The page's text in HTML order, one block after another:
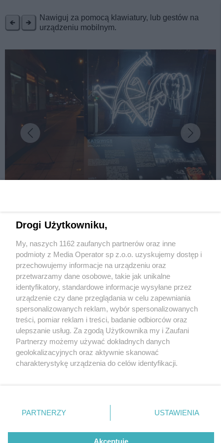
Nawiguj za pomocą klawiatury, lub gestów na
urządzeniu mobilnym.
Zobacz, jak kolorowo było kiedyś na ulicach tego
1 / 7
Szlak neonów, Katowice
Szlak neonów, Katowice
Wydawca mediów lokalnych
Nie zapomnij
zapoznać się z:
polityką prywatności regulamin korzystania z portali
Twojemiasto
Piekary Śląskie
Chorzów
Tarnowskie Góry
Gliwice
Skontakuj sięz nami
Kontakt
Wydawca
Redakcja
Drogi Użytkowniku,
My, naszych 1162 zaufanych partnerów oraz inne
podmioty z Media Operator sp z.o.o. uzyskujemy dostęp i
przechowujemy informacje na urządzeniu oraz
przetwarzamy dane osobowe, takie jak unikalne
identyfikatory, standardowe informacje wysyłane przez
urządzenie czy dane przeglądania w celu zapewniania
spersonalizowanych reklam, wybór spersonalizowanych
treści, pomiar reklam i treści, badanie odbiorców oraz
ulepszanie usług. Za zgodą Użytkownika my i Zaufani
Partnerzy możemy używać dokładnych danych
geolokalizacyjnych oraz aktywnie skanować
charakterystykę urządzenia do celów identyfikacji.
zmienić/wycofać klikając przycisk ustawień prywatności
znajdujący się w lewym dolnym rogu strony
rodzaje przetwarzania danych nie wymagają zgody
użytkownika, ale masz prawo sprzeciwić się takiemu
PARTNERZY USTAWIENIA
Akceptuję